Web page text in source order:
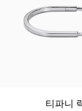
티파니